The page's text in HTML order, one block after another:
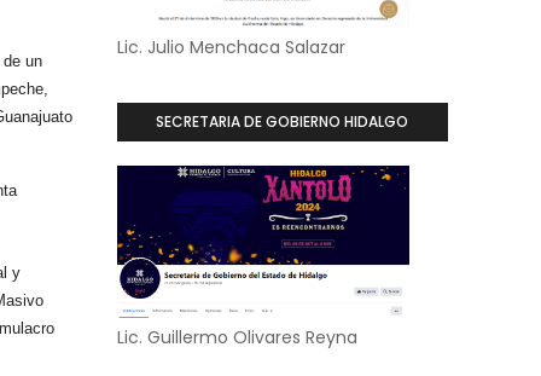
un
y
Lic. Julio Menchaca Salazar
SECRETARIA DE GOBIERNO HIDALGO
Lic. Guillermo Olivares Reyna